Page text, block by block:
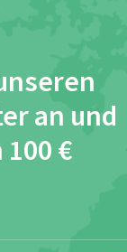
an und
€